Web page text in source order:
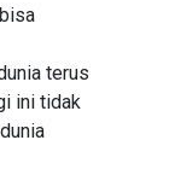
terus
ini tidak